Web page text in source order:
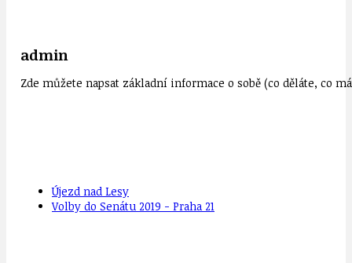
admin
Zde můžete napsat základní informace o sobě (co děláte, co
Újezd nad Lesy
Volby do Senátu 2019 - Praha 21